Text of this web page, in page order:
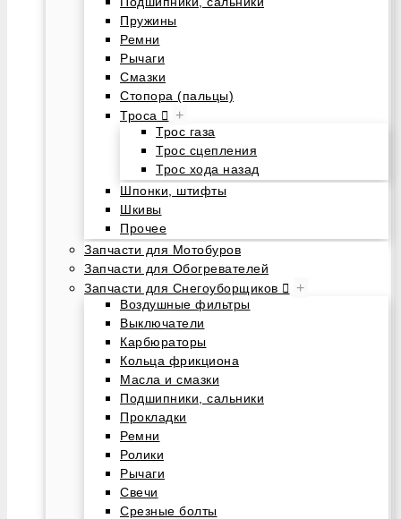
Пружины
Ремни
Рычаги
Смазки
Стопора (пальцы)
Троса
+
Трос газа
Трос сцепления
Трос хода назад
Шпонки, штифты
Шкивы
Прочее
Запчасти для Мотобуров
Запчасти для Обогревателей
Запчасти для Снегоуборщиков
+
Воздушные фильтры
Выключатели
Карбюраторы
Кольца фрикциона
Масла и смазки
Подшипники, сальники
Прокладки
Ремни
Ролики
Рычаги
Свечи
Срезные болты